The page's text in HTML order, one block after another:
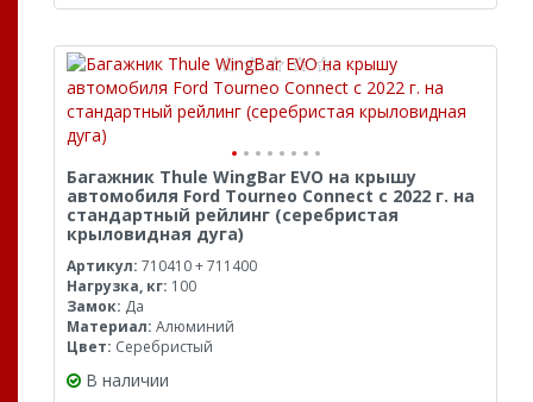
Багажник Thule WingBar EVO на крышу
автомобиля Ford Tourneo Connect с 2022 г. на
стандартный рейлинг (серебристая
крыловидная дуга)
Артикул: 710410 + 711400
Нагрузка, кг: 100
Замок: Да
Материал: Алюминий
Цвет: Серебристый
В наличии